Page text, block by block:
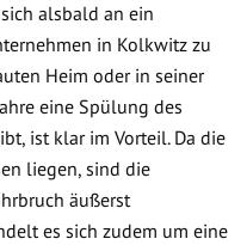
alsbald an ein
in Kolkwitz zu
Heim oder in seiner
eine Spülung des
ist klar im Vorteil. Da die
liegen, sind die
äußerst
es sich zudem um eine